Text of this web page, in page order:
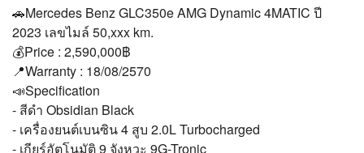
🚗Mercedes Benz GLC350e AMG Dynamic 4MATIC ปี
2023 เลขไมล์ 50,xxx km.
💰Price : 2,590,000฿
📍Warranty : 18/08/2570
📣Specification
- สีดำ Obsidian Black
- เครื่องยนต์เบนซิน 4 สูบ 2.0L Turbocharged
- เกียร์อัตโนมัติ 9 จังหวะ 9G-Tronic